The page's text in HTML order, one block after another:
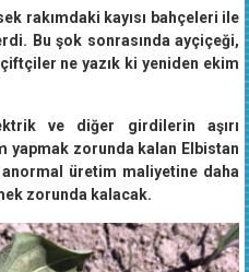
rakımdaki kayısı bahçeleri ile
Bu şok sonrasında ayçiçeği,
ne yazık ki yeniden ekim
ve diğer girdilerin aşırı
zorunda kalan Elbistan
üretim maliyetine daha
zorunda kalacak.